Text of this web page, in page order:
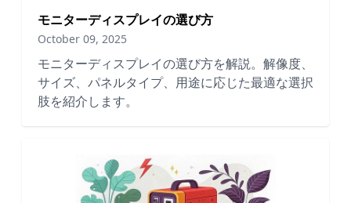
モニターディスプレイの選び方
October 09, 2025
モニターディスプレイの選び方を解説。解像度、
サイズ、パネルタイプ、用途に応じた最適な選択
肢を紹介します。